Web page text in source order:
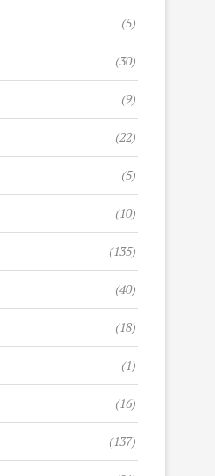
(5)
(30)
(9)
(22)
(5)
(10)
(135)
(40)
(18)
(1)
(16)
(137)